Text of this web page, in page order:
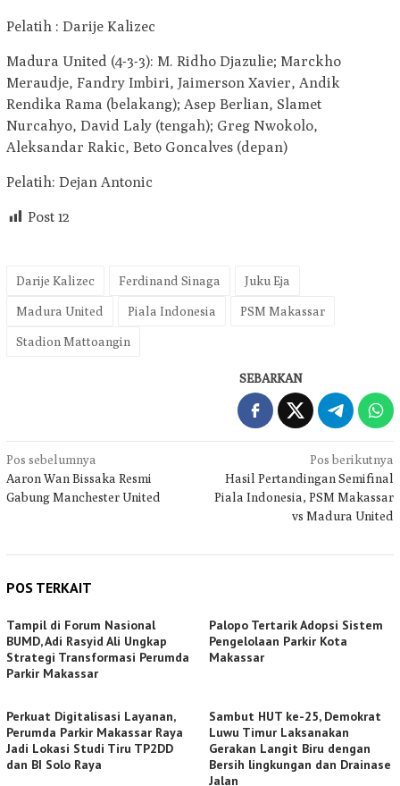
Pelatih : Darije Kalizec
Madura United (4-3-3): M. Ridho Djazulie; Marckho
Meraudje, Fandry Imbiri, Jaimerson Xavier, Andik
Rendika Rama (belakang); Asep Berlian, Slamet
Nurcahyo, David Laly (tengah); Greg Nwokolo,
Aleksandar Rakic, Beto Goncalves (depan)
Pelatih: Dejan Antonic
Post 12
Darije Kalizec Ferdinand Sinaga Juku Eja
Madura United Piala Indonesia PSM Makassar
Stadion Mattoangin
SEBARKAN
Navigasi
pos
Pos sebelumnya
Aaron Wan Bissaka Resmi
Gabung Manchester United
Pos berikutnya
Hasil Pertandingan Semifinal
Piala Indonesia, PSM Makassar
vs Madura United
POS TERKAIT
Tampil di Forum Nasional
BUMD, Adi Rasyid Ali Ungkap
Strategi Transformasi Perumda
Parkir Makassar
Palopo Tertarik Adopsi Sistem
Pengelolaan Parkir Kota
Makassar
Perkuat Digitalisasi Layanan,
Perumda Parkir Makassar Raya
Jadi Lokasi Studi Tiru TP2DD
dan BI Solo Raya
Sambut HUT ke-25, Demokrat
Luwu Timur Laksanakan
Gerakan Langit Biru dengan
Bersih lingkungan dan Drainase
Jalan